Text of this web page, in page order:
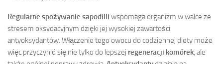
Regularne spożywanie sapodilli wspomaga organizm w walce ze
stresem oksydacyjnym dzięki jej wysokiej zawartości
antyoksydantów. Włączenie tego owocu do codziennej diety może
więc przyczynić się nie tylko do lepszej regeneracji komórek, ale